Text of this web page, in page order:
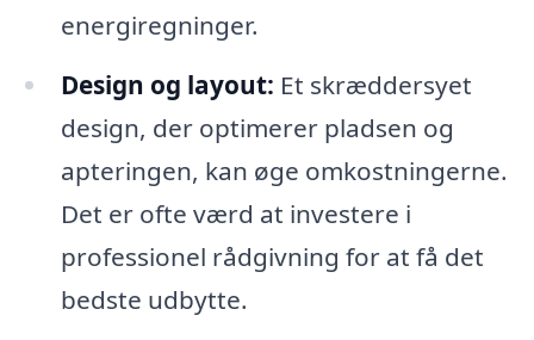
energiregninger.
Design og layout: Et skræddersyet
design, der optimerer pladsen og
apteringen, kan øge omkostningerne.
Det er ofte værd at investere i
professionel rådgivning for at få det
bedste udbytte.